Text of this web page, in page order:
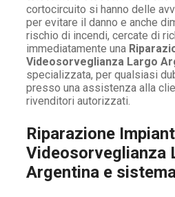
cortocircuito si hanno delle
per evitare il danno e anche
rischio di incendi, cercate di
immediatamente una
Videosorveglianza Largo
specializzata, per qualsiasi
presso una assistenza alla
rivenditori autorizzati.
Riparazione
Videosorveglianza
Argentina e